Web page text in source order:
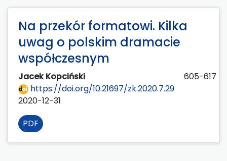
Na przekór formatowi. Kilka
uwag o polskim dramacie
współczesnym
Jacek Kopciński
605-617
https://doi.org/10.21697/zk.2020.7.29
2020-12-31
PDF